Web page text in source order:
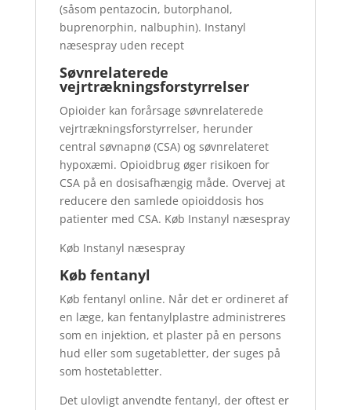
(såsom pentazocin, butorphanol,
buprenorphin, nalbuphin). Instanyl
næsespray uden recept
Søvnrelaterede
vejrtrækningsforstyrrelser
Opioider kan forårsage søvnrelaterede
vejrtrækningsforstyrrelser, herunder
central søvnapnø (CSA) og søvnrelateret
hypoxæmi. Opioidbrug øger risikoen for
CSA på en dosisafhængig måde. Overvej at
reducere den samlede opioiddosis hos
patienter med CSA. Køb Instanyl næsespray
Køb Instanyl næsespray
Køb fentanyl
Køb fentanyl online. Når det er ordineret af
en læge, kan fentanylplastre administreres
som en injektion, et plaster på en persons
hud eller som sugetabletter, der suges på
som hostetabletter.
Det ulovligt anvendte fentanyl, der oftest er